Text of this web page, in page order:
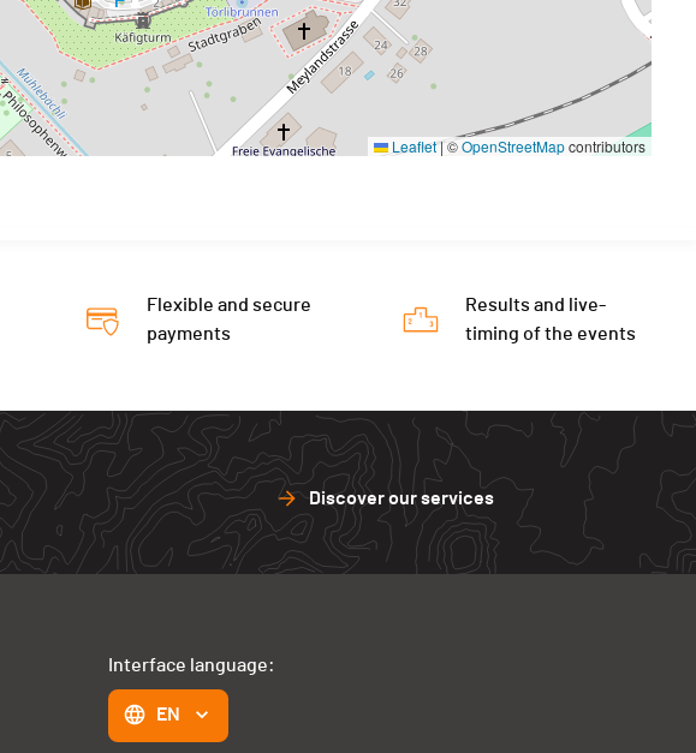
Leaflet | ©OpenStreetMapcontributors
Flexible and secure
payments
Results and live-
timing of the events
Discover our services
Interface language:
EN